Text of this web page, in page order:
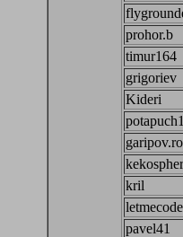
prohor.b
timur164
grigoriev
Kideri
kril
letmecode
pavel41